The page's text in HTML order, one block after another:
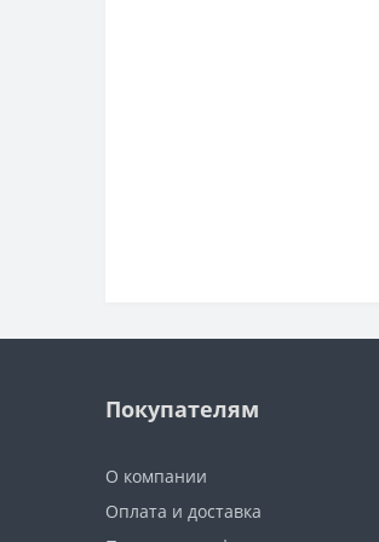
Покупателям
О компании
Оплата и доставка